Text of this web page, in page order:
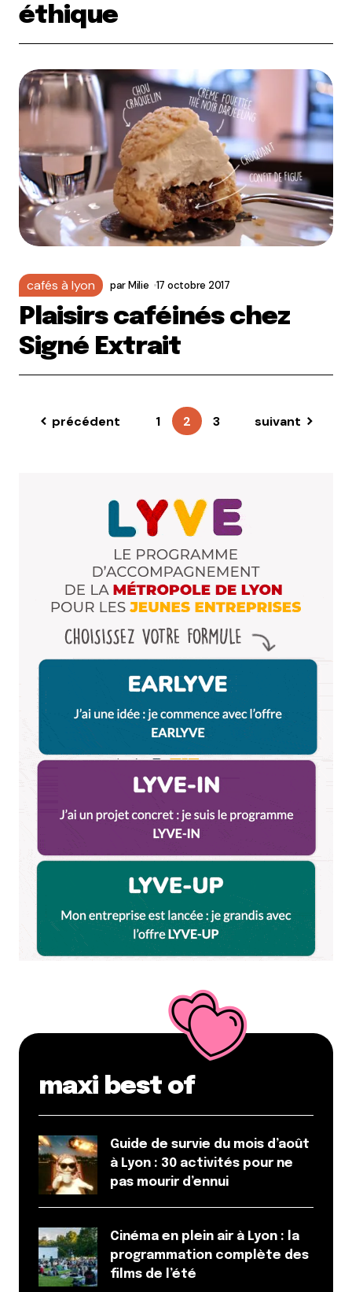
éthique
cafés à lyon parMilie 17 octobre 2017
Plaisirs caféinés chez
Signé Extrait
précédent 1 2 3 suivant
maxi best of
Guide de survie du mois d’août
à Lyon : 30 activités pour ne
pas mourir d’ennui
Cinéma en plein air à Lyon : la
programmation complète des
films de l’été